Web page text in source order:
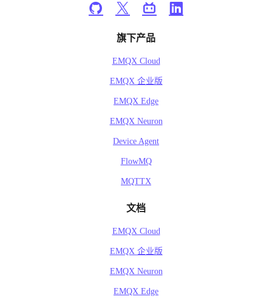
# the file 'data/authz/acl.conf' is used
      path = "etc/acl.conf"
旗下产品
EMQX Cloud
EMQX 企业版
EMQX Edge
EMQX Neuron
Device Agent
FlowMQ
MQTTX
文档
EMQX Cloud
EMQX 企业版
EMQX Neuron
EMQX Edge